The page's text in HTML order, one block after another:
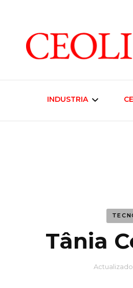
INDUSTRIA
Agroindustria
Entretenimiento
Industria Musical
Tânia